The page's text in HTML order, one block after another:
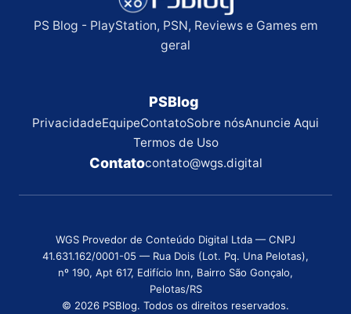
PS Blog - PlayStation, PSN, Reviews e Games em
geral
PSBlog
PrivacidadeEquipeContatoSobre nósAnuncie Aqui
Termos de Uso
Contatocontato@wgs.digital
WGS Provedor de Conteúdo Digital Ltda — CNPJ
41.631.162/0001-05 — Rua Dois (Lot. Pq. Una Pelotas),
nº 190, Apt 617, Edifício Inn, Bairro São Gonçalo,
Pelotas/RS
© 2026 PSBlog. Todos os direitos reservados.